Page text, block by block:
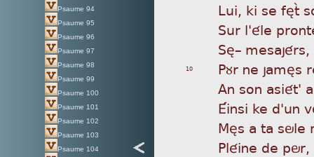
Psaume 94
Psaume 95
Psaume 96
Psaume 97
Psaume 98
Psaume 99
Psaume 100
Psaume 101
Psaume 102
Psaume 103
Psaume 104
Lui, ki se fètã
Sur l'éle
Sè_ mesajérs,
10 Pùr ne jamès
An son asiét'
Éinsi ke d'un
Mès a ta söle
Pléine de pör,